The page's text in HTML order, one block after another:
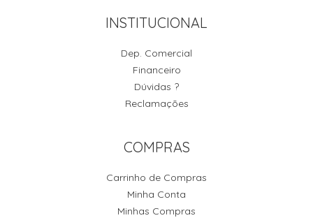
INSTITUCIONAL
Dep. Comercial
Financeiro
Dúvidas ?
Reclamações
COMPRAS
Carrinho de Compras
Minha Conta
Minhas Compras